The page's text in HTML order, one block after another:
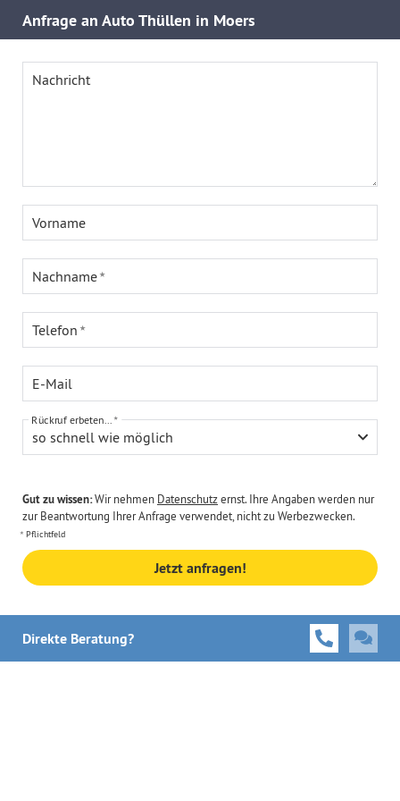
Anfrage an Auto Thüllen in Moers
Nachricht
Vorname
Nachname
Telefon
E-Mail
so schnell wie möglich
Rückruf erbeten...
Gut zu wissen:Wir nehmen Datenschutzernst. Ihre Angaben werden nur
zur Beantwortung Ihrer Anfrage verwendet, nicht zu Werbezwecken.
Pflichtfeld
Jetzt anfragen!
Direkte Beratung?